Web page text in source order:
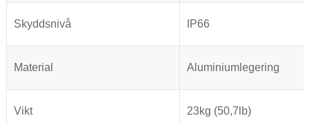
Skyddsnivå IP66
Material Aluminiumlegering
Vikt 23kg (50,7lb)